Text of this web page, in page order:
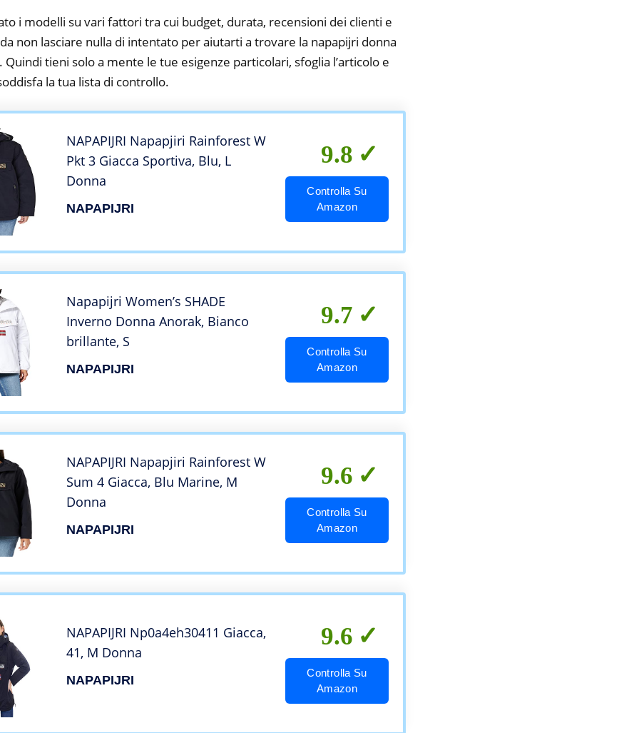
i modelli su vari fattori tra cui budget, durata, recensioni dei clienti e
non lasciare nulla di intentato per aiutarti a trovare la napapijri donna
Quindi tieni solo a mente le tue esigenze particolari, sfoglia l’articolo e
la tua lista di controllo.
NAPAPIJRI Napapjiri Rainforest W
Pkt 3 Giacca Sportiva, Blu, L
Donna
NAPAPIJRI
9.8
Controlla Su
Amazon
Napapijri Women’s SHADE
Inverno Donna Anorak, Bianco
brillante, S
NAPAPIJRI
9.7
Controlla Su
Amazon
NAPAPIJRI Napapjiri Rainforest W
Sum 4 Giacca, Blu Marine, M
Donna
NAPAPIJRI
9.6
Controlla Su
Amazon
NAPAPIJRI Np0a4eh30411 Giacca,
41, M Donna
NAPAPIJRI
9.6
Controlla Su
Amazon